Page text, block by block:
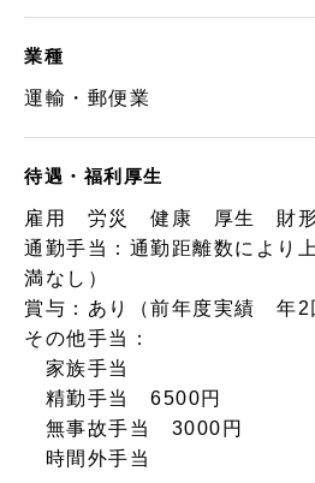
業種
運輸・郵便業
待遇・福利厚生
雇用 労災 健康 厚生 財
通勤手当：通勤距離数により
満なし）
賞与：あり（前年度実績 年2
その他手当：
家族手当
精勤手当 6500円
無事故手当 3000円
時間外手当